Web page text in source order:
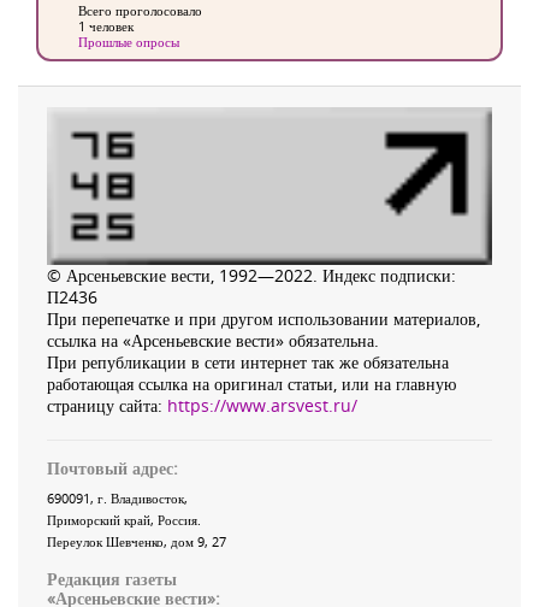
Всего проголосовало
1 человек
Прошлые опросы
© Арсеньевские вести, 1992—2022. Индекс подписки:
П2436
При перепечатке и при другом использовании материалов,
ссылка на «Арсеньевские вести» обязательна.
При републикации в сети интернет так же обязательна
работающая ссылка на оригинал статьи, или на главную
страницу сайта: https://www.arsvest.ru/
Почтовый адрес:
690091, г. Владивосток,
Приморский край, Россия
Переулок Шевченко, дом 9, 27
Редакция газеты
«Арсеньевские вести»: